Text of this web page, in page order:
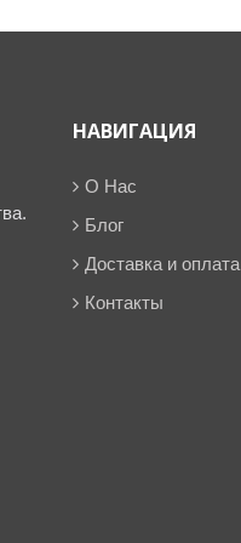
НАВИГАЦИЯ
О Нас
Блог
Доставка и оплата
Контакты